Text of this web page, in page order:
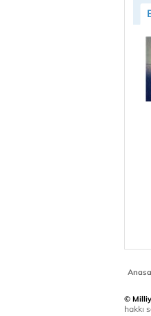
©
hakkı